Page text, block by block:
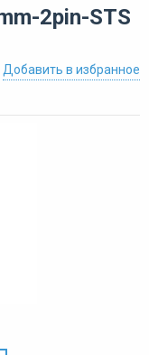
2pin-STS
Добавить в избранное